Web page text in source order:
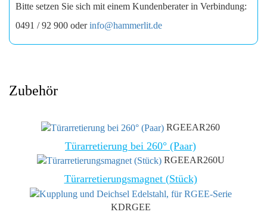
Bitte setzen Sie sich mit einem Kundenberater in Verbindung:
0491 / 92 900 oderinfo@hammerlit.de
Zubehör
RGEEAR260
Türarretierung bei 260° (Paar)
RGEEAR260U
Türarretierungsmagnet (Stück)
KDRGEE